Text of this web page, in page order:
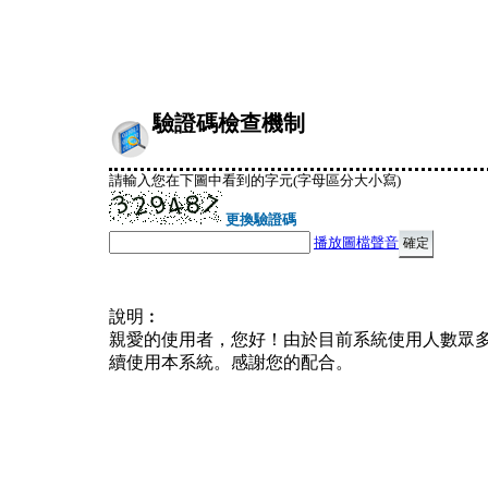
驗證碼檢查機制
請輸入您在下圖中看到的字元(字母區分大小寫)
更換驗證碼
播放圖檔聲音
說明︰
親愛的使用者，您好！由於目前系統使用人數眾
續使用本系統。感謝您的配合。